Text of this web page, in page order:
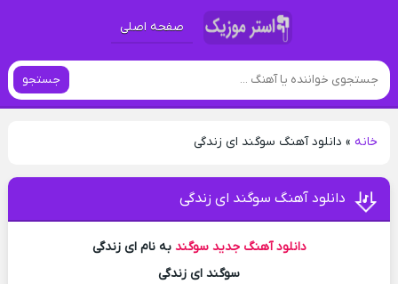
صفحه اصلی
جستجو
خانه» دانلود آهنگ سوگند ای زندگی
دانلود آهنگ سوگند ای زندگی
دانلود آهنگ جدید سوگند به نام ای زندگی
سوگند ای زندگی